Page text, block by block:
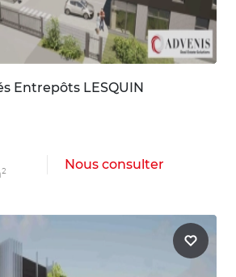
Entrepôts LESQUIN
Nous consulter